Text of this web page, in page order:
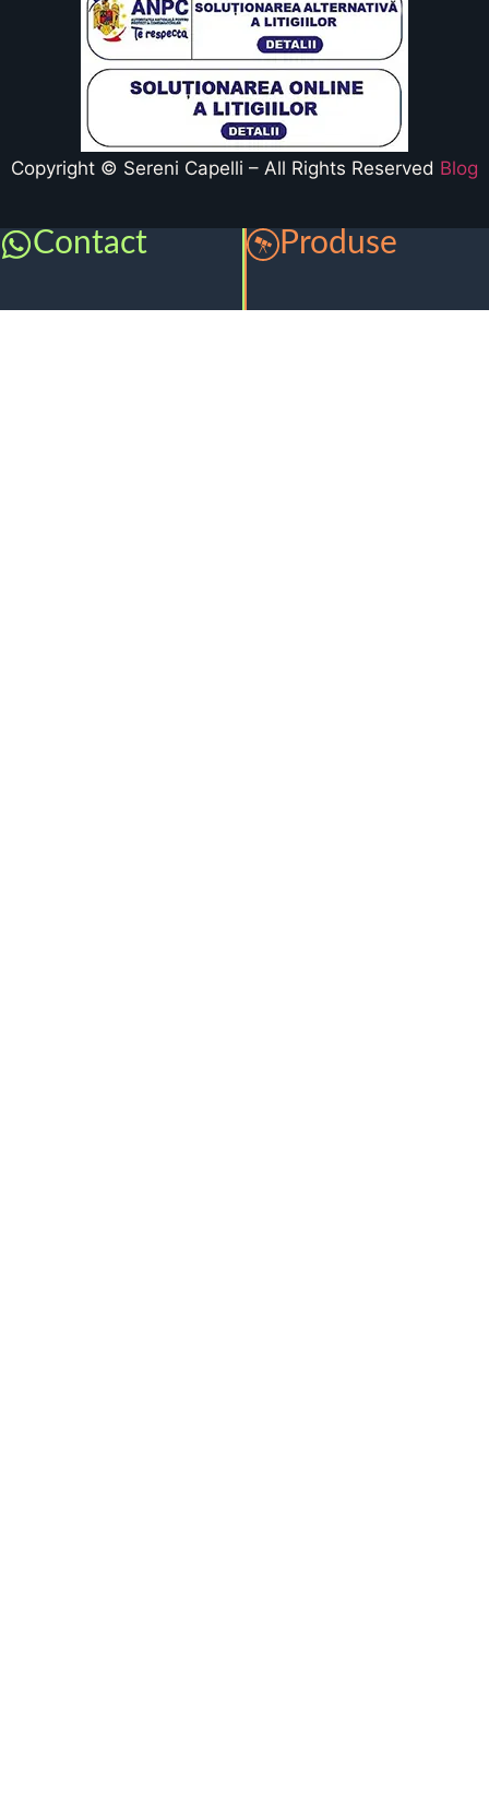
Copyright © Sereni Capelli – All Rights Reserved Blog
Contact Produse